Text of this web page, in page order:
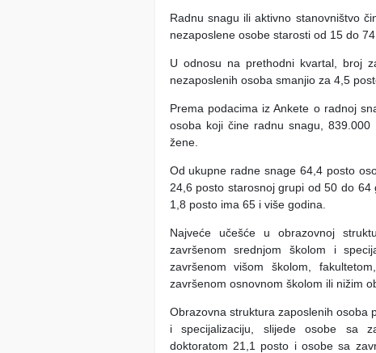
Radnu snagu ili aktivno stanovništvo
nezaposlene osobe starosti od 15 do 74
U odnosu na prethodni kvartal, broj
nezaposlenih osoba smanjio za 4,5
Prema podacima iz Ankete o radnoj
osoba koji čine radnu snagu,
žene.
Od ukupne radne snage 64,4 posto
24,6 posto starosnoj grupi od 50 do
1,8 posto ima 65 i više godina.
Najveće učešće u obrazovnoj
završenom srednjom školom i
završenom višom školom,
završenom osnovnom školom ili nižim
Obrazovna struktura zaposlenih osoba
i specijalizaciju, slijede osobe sa
doktoratom 21,1 posto i osobe sa